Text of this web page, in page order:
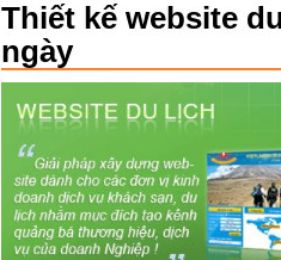
Thiết kế website
ngày